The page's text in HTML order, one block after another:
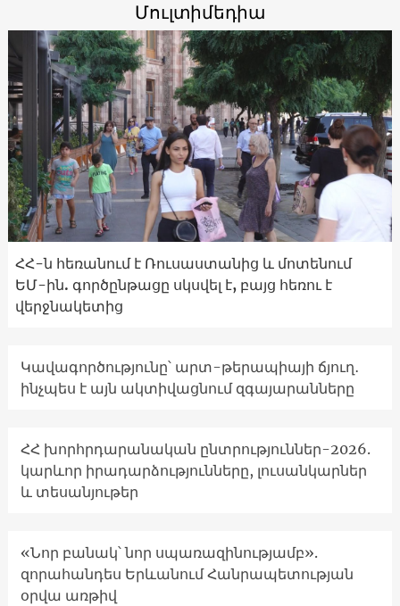
Մուլտիմեդիա
ՀՀ-ն հեռանում է Ռուսաստանից և մոտենում
ԵՄ-ին. գործընթացը սկսվել է, բայց հեռու է
վերջնակետից
Կավագործությունը՝ արտ-թերապիայի ճյուղ․
ինչպես է այն ակտիվացնում զգայարանները
ՀՀ խորհրդարանական ընտրություններ-2026.
կարևոր իրադարձությունները, լուսանկարներ
և տեսանյութեր
«Նոր բանակ՝ նոր սպառազինությամբ».
զորահանդես Երևանում Հանրապետության
օրվա առթիվ